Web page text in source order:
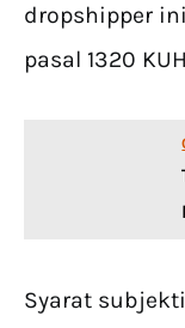
dropshipper
pasal 1320
Syarat